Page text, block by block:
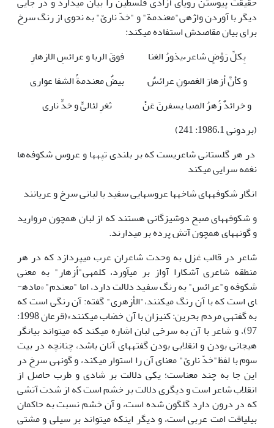
دیگر با آوردن واژه­ی"معندمة" و "خدّ ناریّ" به نحوی از رنگ سرخ
برای بیان مقاصدش استفاده می­کند:
بِکلِّ رَوْضٍ شاعر ٌ یذورُ الغنا
فوقَ الربا و عرائسِ الازهارِ
و کأنَّ أزهارَ الغصونِ عرائسٌ
بیضٌ معندمةُ الشفا عواری
و خرائدٌ زُهرُ الصبا یسفرنَ عَنْ
ثغرِ لئالیٍّ و خدٍّ ناری
(بردونی 1986،1: 241)
در هر گلستانی شاعریست که بر بلندی تپه­ها و عروس شکوفه‌ها
نغمه سرایی می­کند
انگار شکوفه­های شاخه­ها عروس­هایی سفید با لبانی سرخ و عریانند
و شکوفه­های صبح دوشیزگانی هستند که از لبان همچون مروارید
و گونه­های همچون آتش پرده بر می­دارند.
شاعر در قالب غزل به وحدت شاعران عرب می­پردازد که در هر
منطقه شاعری آشکارا آواز بر می­آورد، کلمه­ی"أزهار" به معنی
شکوفه و"عرائس" به رنگ سفید دلالت دارد، اما "معندم" «ماده­
ای است که با آن رنگ می­کنند،"الأزهری" گفته: آن رنگی است که
به گفته­ی مردم بحرین: کنیزان با آن خضاب می­کنند»(قرعان 1998:
97)، و شاعر با آن به سرخی لبان اشاره می­کند که می­تواند بیانگر
هیجانی بودن و انقلابی بودن گفته­های آنان باشد، چنانچه در بیت
سوم با لفظ"خدّ ناریّ" معنای آن را استوار می­کند، و گونه­ی سرخ در
این جا به چند معناست؛ یکی دلالت بر شادی و طرب حاصل از
انقلاب شاعر است و دیگری دلالت بر خشم است که از شدت آتشی
که در درون دارد گلگون شده است، و آن خشم نسبت به حاکمان
بی­لیاقت امت عربی است، و دیگر اینکه می­تواند بر سیلی و مشتی